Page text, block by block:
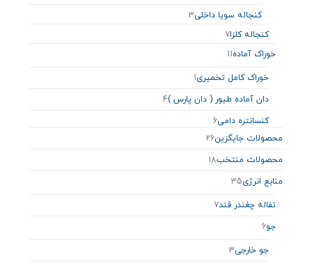
کنجاله سویا داخلی3
کنجاله کلزا7
خوراک آماده11
خوراک کامل تخمیری1
دان آماده طیور ( دان پارس )4
کنسانتره دامی6
محصولات جایگزین26
محصولات منتخب18
منابع انرژی35
تفاله چغندر قند7
جو6
جو خارجی3